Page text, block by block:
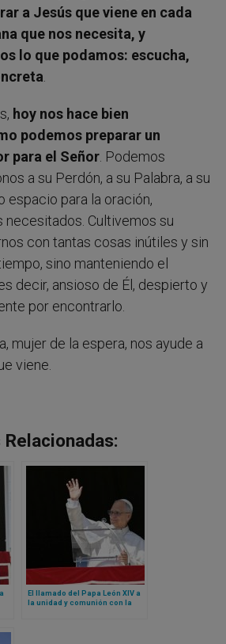
a Jesús que viene en cada
que nos necesita, y
lo que podamos: escucha,
hoy nos hace bien
podemos preparar un
para el Señor . Podemos
a su Perdón, a su Palabra, a su
espacio para la oración,
necesitados. Cultivemos su
con tantas cosas inútiles y sin
sino manteniendo el
decir, ansioso de Él, despierto y
por encontrarlo.
mujer de la espera, nos ayude a
viene.
El llamado del Papa León XIV a
la unidad y comunión con la